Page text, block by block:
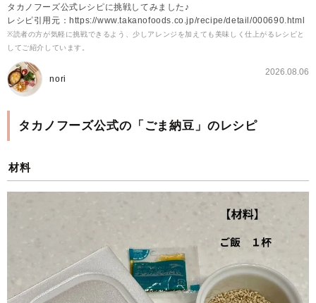
タカノフーズ公式レシピに挑戦してみました♪
レシピ引用元：https://www.takanofoods.co.jp/recipe/detail/000690.html
※読者の方が気軽に挑戦できるよう、少しアレンジを加えても美味しく仕上がるレシピと
してご紹介しています。
nori
2026.08.06
タカノフーズ公式の「ごま納豆」のレシピ
材料